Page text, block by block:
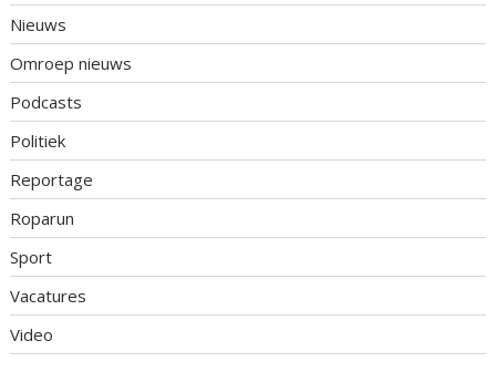
Nieuws
Omroep nieuws
Podcasts
Politiek
Reportage
Roparun
Sport
Vacatures
Video